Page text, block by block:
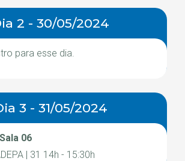
2 - 30/05/2024
para esse dia.
3 - 31/05/2024
Sala 06
| 31 14h - 15:30h